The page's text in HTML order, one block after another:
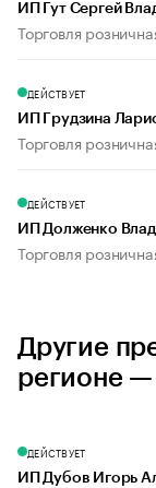
ИП Гут Сергей
Торговля
ДЕЙСТВУЕТ
ИП Грудзина
Торговля
ДЕЙСТВУЕТ
ИП Долженко
Торговля
Другие
регионе —
ДЕЙСТВУЕТ
ИП Дубов Игорь